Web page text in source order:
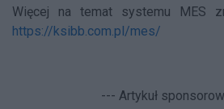
Więcej na temat systemu MES
https://ksibb.com.pl/mes/
--- Artykuł